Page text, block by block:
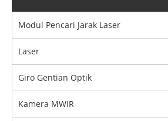
Modul Pencari Jarak Laser
Laser
Giro Gentian Optik
Kamera MWIR